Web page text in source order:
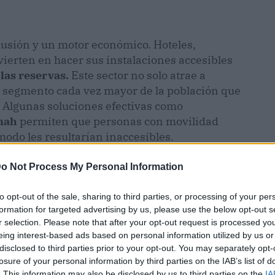
Not Process My Personal Information
opt-out of the sale, sharing to third parties, or processing of your
for targeted advertising by us, please use the below opt-out
selection. Please note that after your opt-out request is processed
interest-based ads based on personal information utilized by us
to third parties prior to your opt-out. You may separately
of your personal information by third parties on the IAB’s list of
y un motor económico. Hoteles,
en hacer sus instalaciones accesibles
reservas. Este sector no solo atrae a
cada vez mayor de la población que
soluciones efectivas como
permiten que personas con movilidad
les resultarían inaccesibles.
en un diferenciador crucial en el mercado
cumplen con las normativas y disfrutan de
atrae nuevos clientes y fideliza a aquellos
Implementar medidas como carteles
de los visitantes y posiciona a la marca